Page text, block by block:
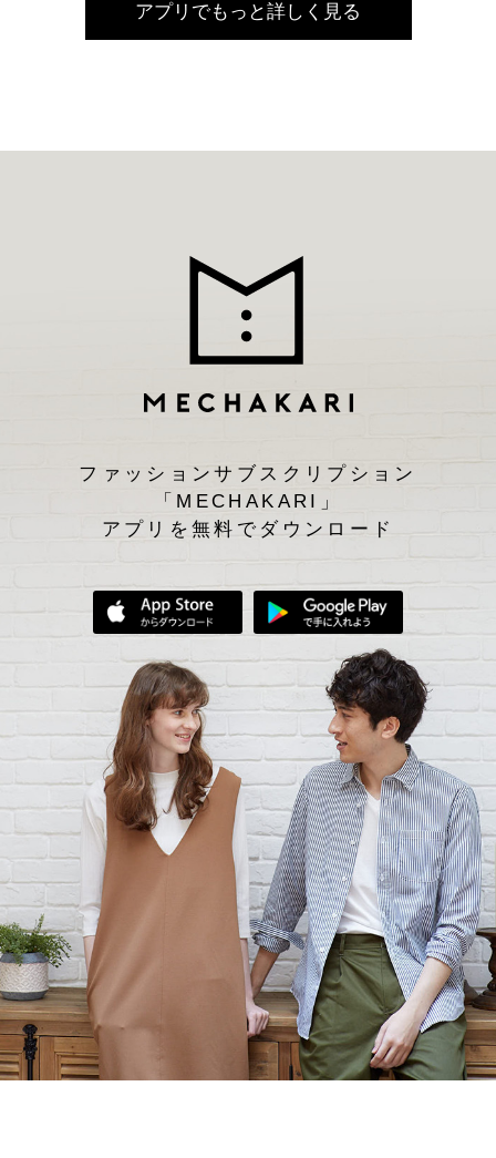
アプリでもっと詳しく見る
ファッションサブスクリプション
「MECHAKARI」
アプリを無料でダウンロード
App Storeからダウンロード